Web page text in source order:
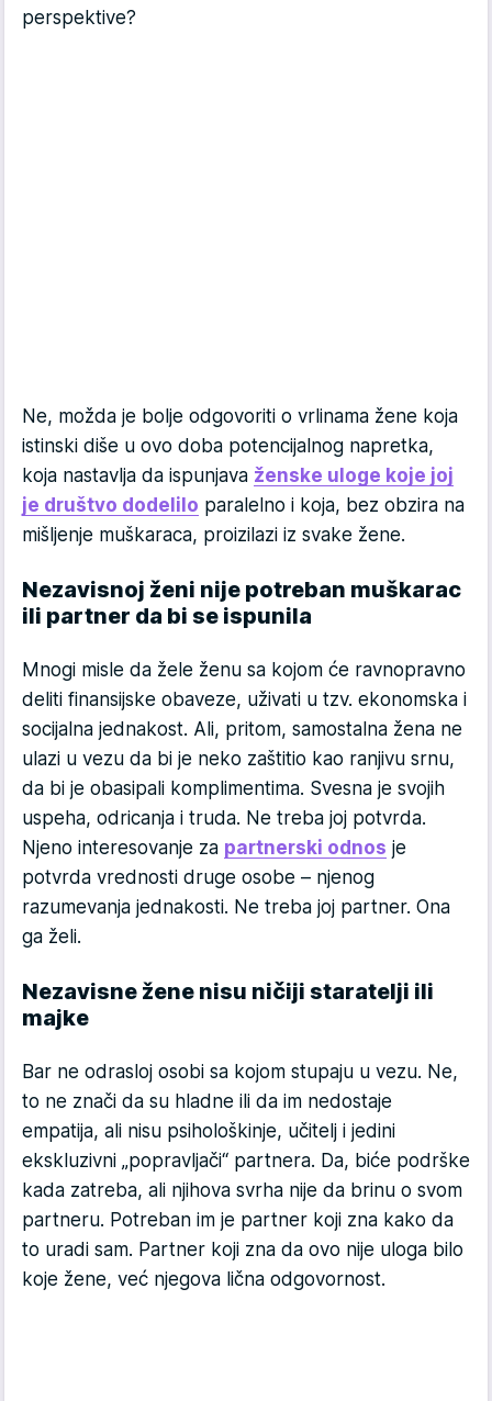
perspektive?
Ne, možda je bolje odgovoriti o vrlinama žene koja
istinski diše u ovo doba potencijalnog napretka,
koja nastavlja da ispunjava ženske uloge koje joj
je društvo dodelilo paralelno i koja, bez obzira na
mišljenje muškaraca, proizilazi iz svake žene.
Nezavisnoj ženi nije potreban muškarac
ili partner da bi se ispunila
Mnogi misle da žele ženu sa kojom će ravnopravno
deliti finansijske obaveze, uživati u tzv. ekonomska i
socijalna jednakost. Ali, pritom, samostalna žena ne
ulazi u vezu da bi je neko zaštitio kao ranjivu srnu,
da bi je obasipali komplimentima. Svesna je svojih
uspeha, odricanja i truda. Ne treba joj potvrda.
Njeno interesovanje za partnerski odnos je
potvrda vrednosti druge osobe – njenog
razumevanja jednakosti. Ne treba joj partner. Ona
ga želi.
Nezavisne žene nisu ničiji staratelji ili
majke
Bar ne odrasloj osobi sa kojom stupaju u vezu. Ne,
to ne znači da su hladne ili da im nedostaje
empatija, ali nisu psihološkinje, učitelj i jedini
ekskluzivni „popravljači“ partnera. Da, biće podrške
kada zatreba, ali njihova svrha nije da brinu o svom
partneru. Potreban im je partner koji zna kako da
to uradi sam. Partner koji zna da ovo nije uloga bilo
koje žene, već njegova lična odgovornost.